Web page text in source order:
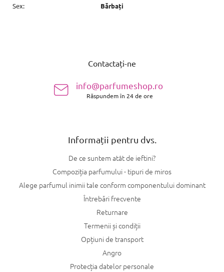
Sex: Bărbați
Contactați-ne
info@parfumeshop.ro
Răspundem în 24 de ore
Informații pentru dvs.
De ce suntem atât de ieftini?
Compoziția parfumului - tipuri de miros
Alege parfumul inimii tale conform componentului dominant
Întrebări frecvente
Returnare
Termenii și condiții
Opțiuni de transport
Angro
Protecția datelor personale